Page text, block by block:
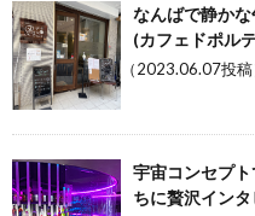
なんばで静か
(カフェドポルテ
（2023.06.07投稿
宇宙コンセプ
ちに贅沢イン